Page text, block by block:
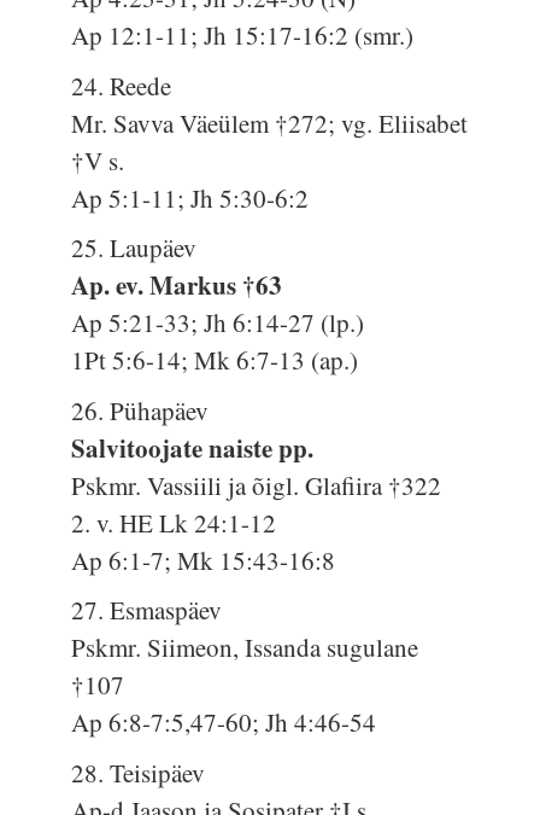
Ap 12:1-11; Jh 15:17-16:2 (smr.)
24. Reede
Mr. Savva Väeülem †272; vg. Eliisabet
†V s.
Ap 5:1-11; Jh 5:30-6:2
25. Laupäev
Ap. ev. Markus †63
Ap 5:21-33; Jh 6:14-27 (lp.)
1Pt 5:6-14; Mk 6:7-13 (ap.)
26. Pühapäev
Salvitoojate naiste pp.
Pskmr. Vassiili ja õigl. Glafiira †322
2. v. HE Lk 24:1-12
Ap 6:1-7; Mk 15:43-16:8
27. Esmaspäev
Pskmr. Siimeon, Issanda sugulane
†107
Ap 6:8-7:5,47-60; Jh 4:46-54
28. Teisipäev